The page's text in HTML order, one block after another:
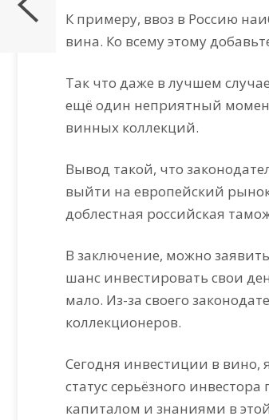
К примеру, ввоз в Россию
вина. Ко всему этому
Так что даже в лучшем
ещё один неприятный
винных коллекций.
Вывод такой, что
выйти на европейский
доблестная российская
В заключение, можно
шанс инвестировать свои
мало. Из-за своего
коллекционеров.
Сегодня инвестиции в
статус серьёзного
капиталом и знаниями в